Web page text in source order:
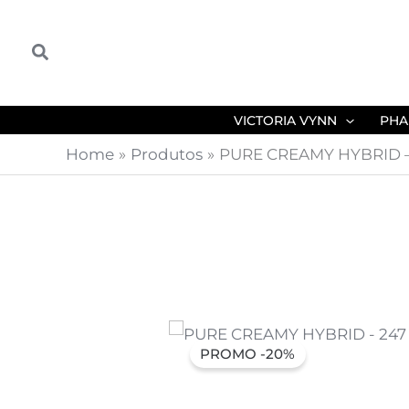
Search
VICTORIA VYNN
Home Produtos PURE CREAMY
PROMO -20%